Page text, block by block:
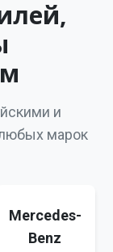
и
марок
Mercedes-
Benz